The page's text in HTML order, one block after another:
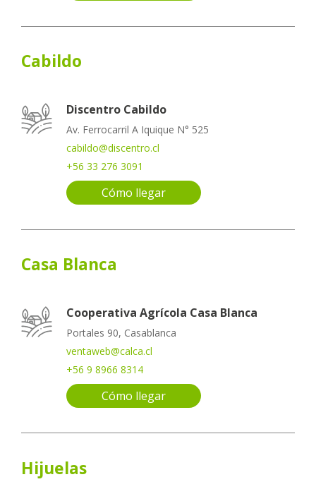
Cabildo
Discentro Cabildo
Av. Ferrocarril A Iquique N° 525
cabildo@discentro.cl
+56 33 276 3091
Cómo llegar
Casa Blanca
Cooperativa Agrícola Casa Blanca
Portales 90, Casablanca
ventaweb@calca.cl
+56 9 8966 8314
Cómo llegar
Hijuelas